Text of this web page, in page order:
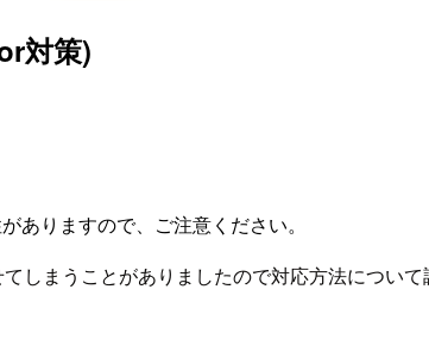
対策)
ありますので、ご注意ください。
まうことがありましたので対応方法について